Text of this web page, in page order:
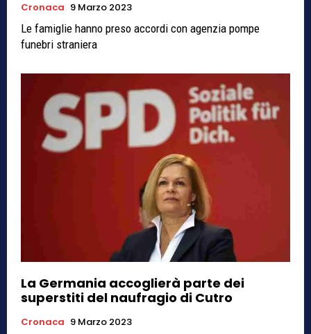
Cronaca 9 Marzo 2023
Le famiglie hanno preso accordi con agenzia pompe
funebri straniera
La Germania accoglierà parte dei
superstiti del naufragio di Cutro
Cronaca 9 Marzo 2023